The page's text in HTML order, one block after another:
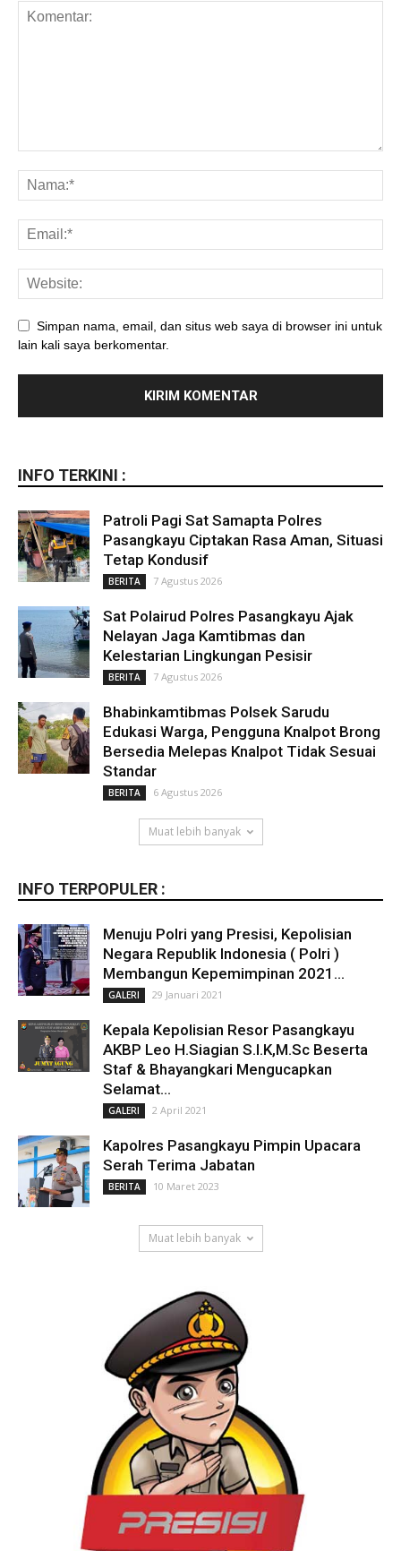
Simpan nama, email, dan situs web saya di browser ini untuk
lain kali saya berkomentar.
INFO TERKINI :
Patroli Pagi Sat Samapta Polres
Pasangkayu Ciptakan Rasa Aman, Situasi
Tetap Kondusif
BERITA 7 Agustus 2026
Sat Polairud Polres Pasangkayu Ajak
Nelayan Jaga Kamtibmas dan
Kelestarian Lingkungan Pesisir
BERITA 7 Agustus 2026
Bhabinkamtibmas Polsek Sarudu
Edukasi Warga, Pengguna Knalpot Brong
Bersedia Melepas Knalpot Tidak Sesuai
Standar
BERITA 6 Agustus 2026
Muat lebih banyak
INFO TERPOPULER :
Menuju Polri yang Presisi, Kepolisian
Negara Republik Indonesia ( Polri )
Membangun Kepemimpinan 2021...
GALERI 29 Januari 2021
Kepala Kepolisian Resor Pasangkayu
AKBP Leo H.Siagian S.I.K,M.Sc Beserta
Staf & Bhayangkari Mengucapkan
Selamat...
GALERI 2 April 2021
Kapolres Pasangkayu Pimpin Upacara
Serah Terima Jabatan
BERITA 10 Maret 2023
Muat lebih banyak